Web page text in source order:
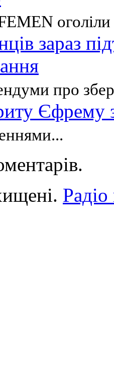
зараз
про
Єфрему